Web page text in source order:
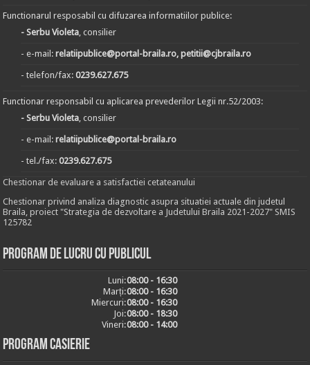
Functionarul resposabil cu difuzarea informatiilor publice:
- Serbu Violeta, consilier
- e-mail:relatiipublice@portal-braila.ro, petitii@cjbraila.ro
- telefon/fax:0239.627.675
Functionar responsabil cu aplicarea prevederilor Legii nr.52/2003:
- Serbu Violeta, consilier
- e-mail:relatiipublice@portal-braila.ro
- tel./fax:0239.627.675
Chestionar de evaluare a satisfactiei cetateanului
Chestionar privind analiza diagnostic asupra situatiei actuale din judetul
Braila, proiect "Strategia de dezvoltare a Judetului Braila 2021-2027" SMIS
125782
Program de lucru cu publicul
Luni:08:00 - 16:30
Marți:08:00 - 16:30
Miercuri:08:00 - 16:30
Joi:08:00 - 18:30
Vineri:08:00 - 14:00
Program casierie